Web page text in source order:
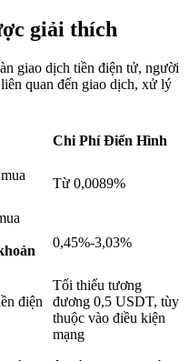
giữ BTR
điện tử
giải thích
giao dịch tiền điện tử, người
quan đến giao dịch, xử lý
Chi Phí Điển Hình
Từ 0,0089%
0,45%-3,03%
điện
Tối thiểu tương
đương 0,5 USDT, tùy
thuộc vào điều kiện
mạng